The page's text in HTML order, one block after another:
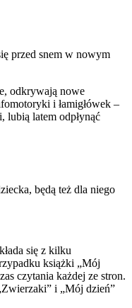
przed snem w nowym
odkrywają nowe
i łamigłówek –
lubią latem odpłynąć
będą też dla niego
się z kilku
książki „Mój
czytania każdej ze stron.
i „Mój dzień”